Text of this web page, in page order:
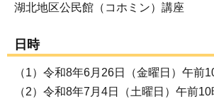
湖北地区公民館（コホミン）講座
日時
（1）令和8年6月26日（金曜日）午前
（2）令和8年7月4日（土曜日）午前